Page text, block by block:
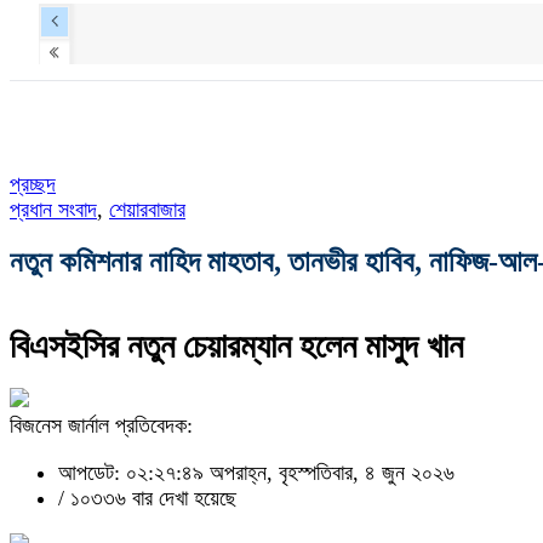
প্রচ্ছদ
প্রধান সংবাদ, শেয়ারবাজার
নতুন কমিশনার নাহিদ মাহতাব, তানভীর হাবিব, নাফিজ-
বিএসইসির নতুন চেয়ারম্যান হলেন মাসুদ খান
বিজনেস জার্নাল প্রতিবেদক:
আপডেট: ০২:২৭:৪৯ অপরাহ্ন, বৃহস্পতিবার, ৪ জুন ২০২৬
/ ১০৩৩৬ বার দেখা হয়েছে